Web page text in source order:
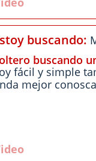
buscando:
buscando
fácil y simple
mejor